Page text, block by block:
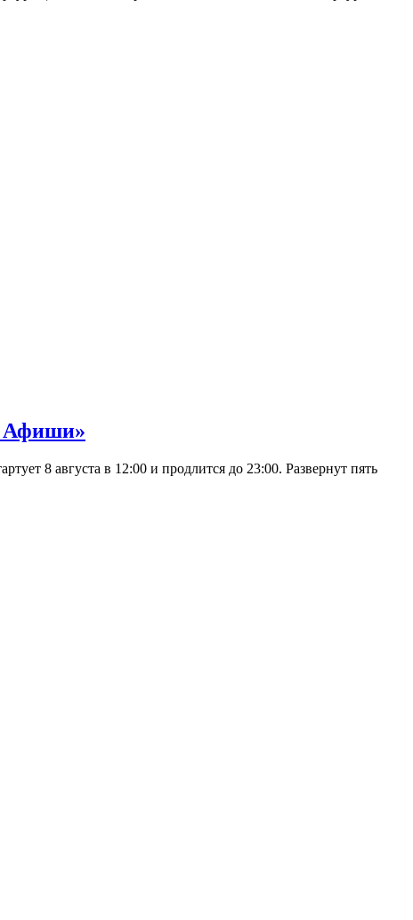
Афиши»
8 августа в 12:00 и продлится до 23:00. Развернут пять